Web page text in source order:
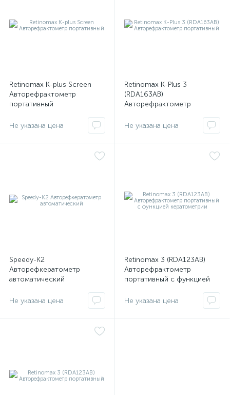
Retinomax K-plus Screen
Авторефрактометр
портативный
Не указана цена
Retinomax K-Plus 3
(RDA163AB)
Авторефрактометр
Не указана цена
Speedy-K2
Авторефкератометр
автоматический
Не указана цена
Retinomax 3 (RDA123AB)
Авторефрактометр
портативный с функцией
Не указана цена